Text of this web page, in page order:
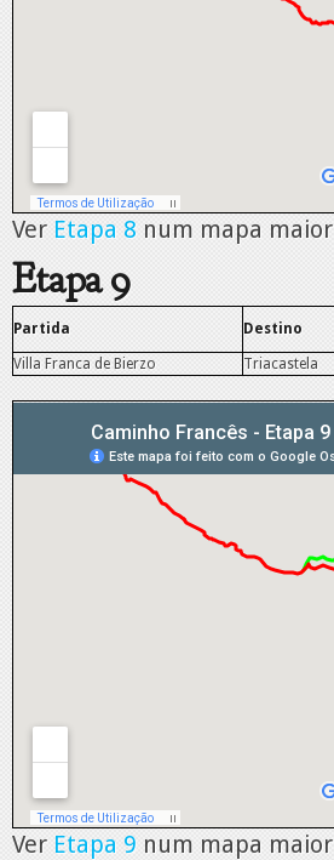
Ver Etapa 8 num mapa maior
Etapa 9
Partida Destino
Villa Franca de Bierzo
Triacastela
Ver Etapa 9 num mapa maior